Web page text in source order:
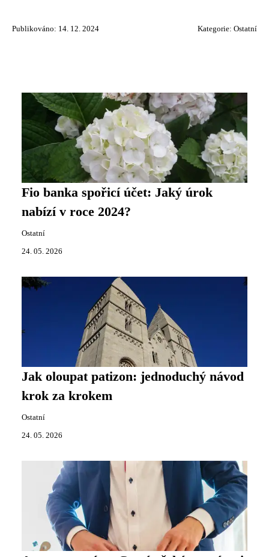
Publikováno: 14. 12. 2024 Kategorie: Ostatní
Fio banka spořicí účet: Jaký úrok
nabízí v roce 2024?
Ostatní
24. 05. 2026
Jak oloupat patizon: jednoduchý návod
krok za krokem
Ostatní
24. 05. 2026